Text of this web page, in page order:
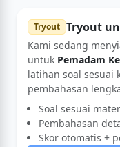
Tryout Tryout
Kami sedang
untuk Pemadam
latihan soal sesuai
pembahasan
Soal sesuai
Pembahasan
Skor otomatis +